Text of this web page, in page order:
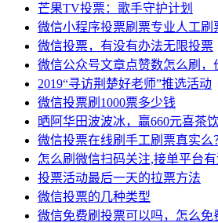
芒果TV投票：歌手守护计划
微信小程序投票刷票专业人工刷
微信投票，有没有办法无限投票
微信公众号文章点赞数怎么刷，
2019“寻访荆楚好老师”推选活动
微信投票刷1000票多少钱
晒阿华田波波冰，赢660元喜茶
微信投票在线刷手工刷票真实么
怎么刷微信扫码关注,接单平台
投票活动最后一天的拉票方法
微信投票的几种类型
微信免费刷投票可以吗，怎么免